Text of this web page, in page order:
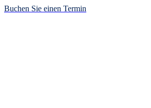
Buchen Sie einen Termin